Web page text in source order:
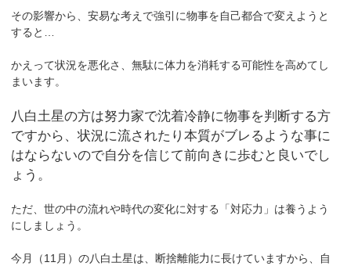
その影響から、安易な考えで強引に物事を自己都合で変えようと
すると…
かえって状況を悪化さ、無駄に体力を消耗する可能性を高めてし
まいます。
八白土星の方は努力家で沈着冷静に物事を判断する方
ですから、状況に流されたり本質がブレるような事に
はならないので自分を信じて前向きに歩むと良いでし
ょう。
ただ、世の中の流れや時代の変化に対する「対応力」は養うよう
にしましょう。
今月（11月）の八白土星は、断捨離能力に長けていますから、自